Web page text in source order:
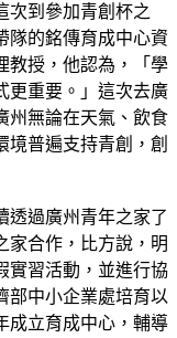
次到參加青創杯之
隊的銘傳育成中心資
教授，他認為，「學
更重要。」這次去廣
州無論在天氣、飲食
境普遍支持青創，創
透過廣州青年之家了
家合作，比方說，明
實習活動，並進行協
部中小企業處培育以
成立育成中心，輔導